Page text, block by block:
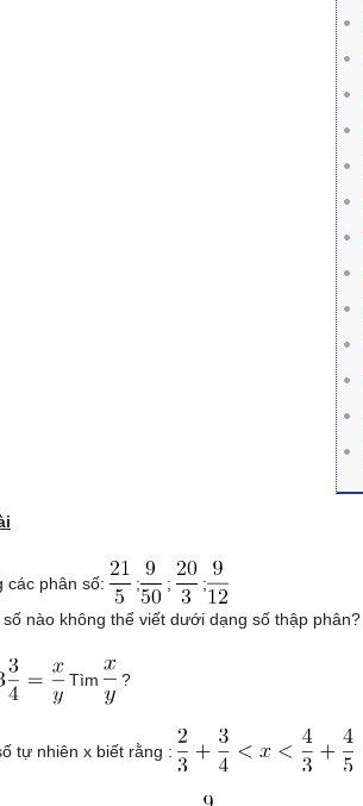
các phân số: ; ;
;
số nào không thể viết dưới dạng số thập phân?
Tìm ?
tự nhiên x biết rằng :